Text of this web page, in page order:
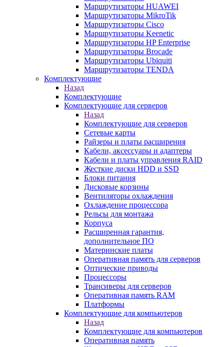
Маршрутизаторы HUAWEI
Маршрутизаторы MikroTik
Маршрутизаторы Cisco
Маршрутизаторы Keenetic
Маршрутизаторы HP Enterprise
Маршрутизаторы Brocade
Маршрутизаторы Ubiquiti
Маршрутизаторы TENDA
Комплектующие
Назад
Комплектующие
Комплектующие для серверов
Назад
Комплектующие для серверов
Сетевые карты
Райзеры и платы расширения
Кабели, аксессуары и адаптеры
Кабели и платы управления RAID
Жесткие диски HDD и SSD
Блоки питания
Дисковые корзины
Вентиляторы охлаждения
Охлаждение процессора
Рельсы для монтажа
Корпуса
Расширенная гарантия,
дополнительное ПО
Материнские платы
Оперативная память для серверов
Оптические приводы
Процессоры
Трансиверы для серверов
Оперативная память RAM
Платформы
Комплектующие для компьютеров
Назад
Комплектующие для компьютеров
Оперативная память